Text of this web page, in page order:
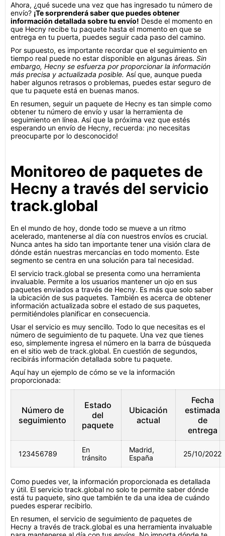
Ahora, ¿qué sucede una vez que has ingresado tu número de
envío? ¡Te sorprenderá saber que puedes obtener
información detallada sobre tu envío! Desde el momento en
que Hecny recibe tu paquete hasta el momento en que se
entrega en tu puerta, puedes seguir cada paso del camino.
Por supuesto, es importante recordar que el seguimiento en
tiempo real puede no estar disponible en algunas áreas. Sin
embargo, Hecny se esfuerza por proporcionar la información
más precisa y actualizada posible. Así que, aunque pueda
haber algunos retrasos o problemas, puedes estar seguro de
que tu paquete está en buenas manos.
En resumen, seguir un paquete de Hecny es tan simple como
obtener tu número de envío y usar la herramienta de
seguimiento en línea. Así que la próxima vez que estés
esperando un envío de Hecny, recuerda: ¡no necesitas
preocuparte por lo desconocido!
Monitoreo de paquetes de
Hecny a través del servicio
track.global
En el mundo de hoy, donde todo se mueve a un ritmo
acelerado, mantenerse al día con nuestros envíos es crucial.
Nunca antes ha sido tan importante tener una visión clara de
dónde están nuestras mercancías en todo momento. Este
segmento se centra en una solución para tal necesidad.
El servicio track.global se presenta como una herramienta
invaluable. Permite a los usuarios mantener un ojo en sus
paquetes enviados a través de Hecny. Es más que solo saber
la ubicación de sus paquetes. También es acerca de obtener
información actualizada sobre el estado de sus paquetes,
permitiéndoles planificar en consecuencia.
Usar el servicio es muy sencillo. Todo lo que necesitas es el
número de seguimiento de tu paquete. Una vez que tienes
eso, simplemente ingresa el número en la barra de búsqueda
en el sitio web de track.global. En cuestión de segundos,
recibirás información detallada sobre tu paquete.
Aquí hay un ejemplo de cómo se ve la información
proporcionada:
Número de
seguimiento
Estado
del
paquete
Ubicación
actual
Fecha
estimada
de
entrega
123456789
En
tránsito
Madrid,
España
25/10/2022
Como puedes ver, la información proporcionada es detallada
y útil. El servicio track.global no solo te permite saber dónde
está tu paquete, sino que también te da una idea de cuándo
puedes esperar recibirlo.
En resumen, el servicio de seguimiento de paquetes de
Hecny a través de track.global es una herramienta invaluable